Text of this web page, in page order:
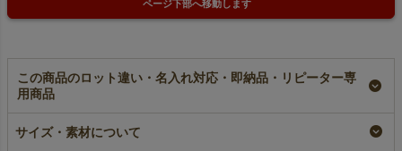
ページ下部へ移動します
この商品のロット違い・名入れ対応・即納品・リピーター専
用商品
【名入れリピーター専
用】ソフトバッグ リ
【名入れ大ロット】ソ
【名入れ対応】ソフト
バッグ リボン巾着
サイズ・素材について